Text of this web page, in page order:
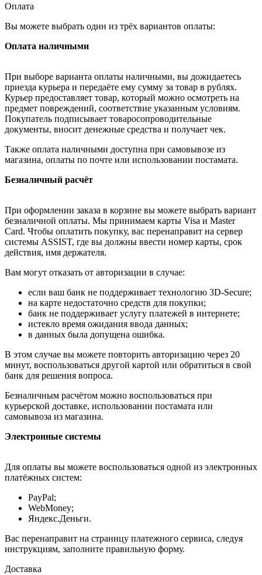
Оплата
Вы можете выбрать один из трёх вариантов оплаты:
Оплата наличными
При выборе варианта оплаты наличными, вы дожидаетесь
приезда курьера и передаёте ему сумму за товар в рублях.
Курьер предоставляет товар, который можно осмотреть на
предмет повреждений, соответствие указанным условиям.
Покупатель подписывает товаросопроводительные
документы, вносит денежные средства и получает чек.
Также оплата наличными доступна при самовывозе из
магазина, оплаты по почте или использовании постамата.
Безналичный расчёт
При оформлении заказа в корзине вы можете выбрать вариант
безналичной оплаты. Мы принимаем карты Visa и Master
Card. Чтобы оплатить покупку, вас перенаправит на сервер
системы ASSIST, где вы должны ввести номер карты, срок
действия, имя держателя.
Вам могут отказать от авторизации в случае:
если ваш банк не поддерживает технологию 3D-Secure;
на карте недостаточно средств для покупки;
банк не поддерживает услугу платежей в интернете;
истекло время ожидания ввода данных;
в данных была допущена ошибка.
В этом случае вы можете повторить авторизацию через 20
минут, воспользоваться другой картой или обратиться в свой
банк для решения вопроса.
Безналичным расчётом можно воспользоваться при
курьерской доставке, использовании постамата или
самовывоза из магазина.
Электронные системы
Для оплаты вы можете воспользоваться одной из электронных
платёжных систем:
PayPal;
WebMoney;
Яндекс.Деньги.
Вас перенаправит на страницу платежного сервиса, следуя
инструкциям, заполните правильную форму.
Доставка